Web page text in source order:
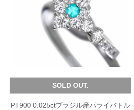
SOLD OUT.
PT900 0.025ctブラジル産パライバトル